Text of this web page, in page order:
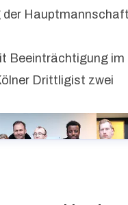
der
Beeinträchtigung im
Drittligist zwei